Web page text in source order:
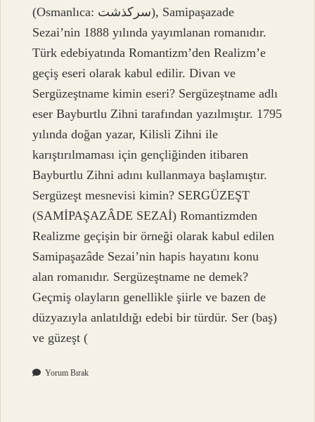
(Osmanlıca: سركذشت), Samipaşazade
Sezai’nin 1888 yılında yayımlanan romanıdır.
Türk edebiyatında Romantizm’den Realizm’e
geçiş eseri olarak kabul edilir. Divan ve
Sergüzeştname kimin eseri? Sergüzeştname adlı
eser Bayburtlu Zihni tarafından yazılmıştır. 1795
yılında doğan yazar, Kilisli Zihni ile
karıştırılmaması için gençliğinden itibaren
Bayburtlu Zihni adını kullanmaya başlamıştır.
Sergüzeşt mesnevisi kimin? SERGÜZEŞT
(SAMİPAŞAZÂDE SEZAİ) Romantizmden
Realizme geçişin bir örneği olarak kabul edilen
Samipaşazâde Sezai’nin hapis hayatını konu
alan romanıdır. Sergüzeştname ne demek?
Geçmiş olayların genellikle şiirle ve bazen de
düzyazıyla anlatıldığı edebi bir türdür. Ser (baş)
ve güzeşt (
Yorum Bırak